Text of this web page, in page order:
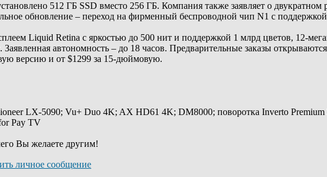
512 ГБ SSD вместо 256 ГБ. Компания также заявляет о
обновление – переход на фирменный беспроводной чип N1 с
Liquid Retina с яркостью до 500 нит и поддержкой 1 млрд цветов, 12-
Заявленная автономность – до 18 часов. Предварительные заказы
версию и от $1299 за 15-дюймовую.
LX-5090; Vu+ Duo 4K; AX HD61 4K; DM8000; поворотка Inverto
Pay TV
Вы желаете другим!